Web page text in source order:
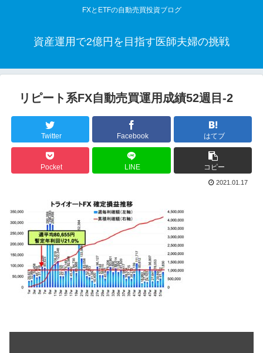
FXとETFの自動売買投資ブログ
資産運用で2億円を目指す医師夫婦の挑戦
リピート系FX自動売買運用成績52週目-2
Twitter Facebook はてブ
Pocket LINE コピー
2021.01.17